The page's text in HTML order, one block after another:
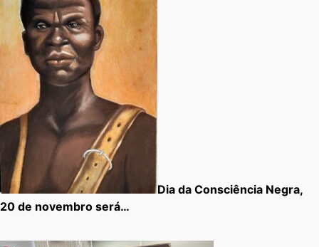
Dia da Consciência Negra,
20 de novembro será…